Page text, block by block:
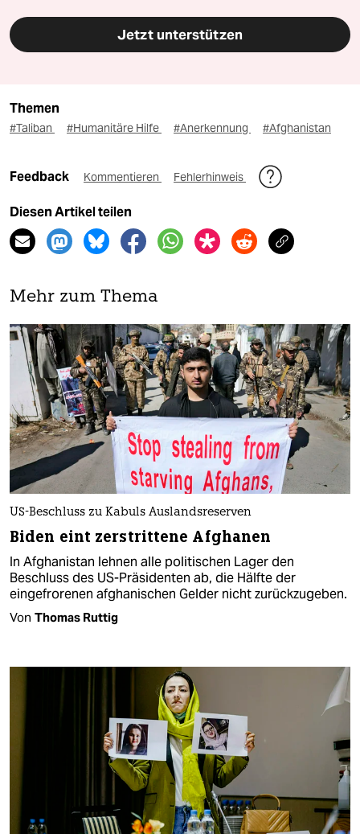
Jetzt unterstützen
Themen
#Taliban #Humanitäre Hilfe #Anerkennung #Afghanistan
Feedback Kommentieren Fehlerhinweis
Diesen Artikel teilen
Mehr zum Thema
US-Beschluss zu Kabuls Auslandsreserven
Biden eint zerstrittene Af­gha­nen
In Afghanistan lehnen alle politischen Lager den
Beschluss des US-Präsidenten ab, die Hälfte der
eingefrorenen afghanischen Gelder nicht zurückzugeben.
Von Thomas Ruttig